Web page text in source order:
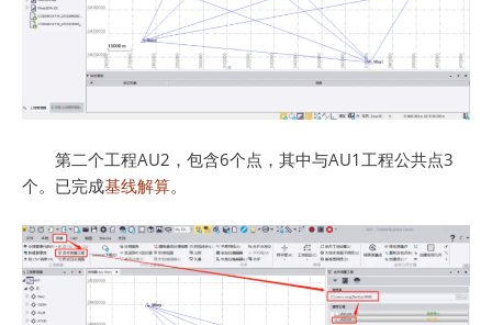
第二个工程AU2，包含6个点，其中与AU1工程公共点3
个。已完成基线解算。